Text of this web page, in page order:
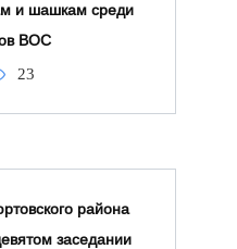
и шашкам среди
ВОС
23
района
заседании